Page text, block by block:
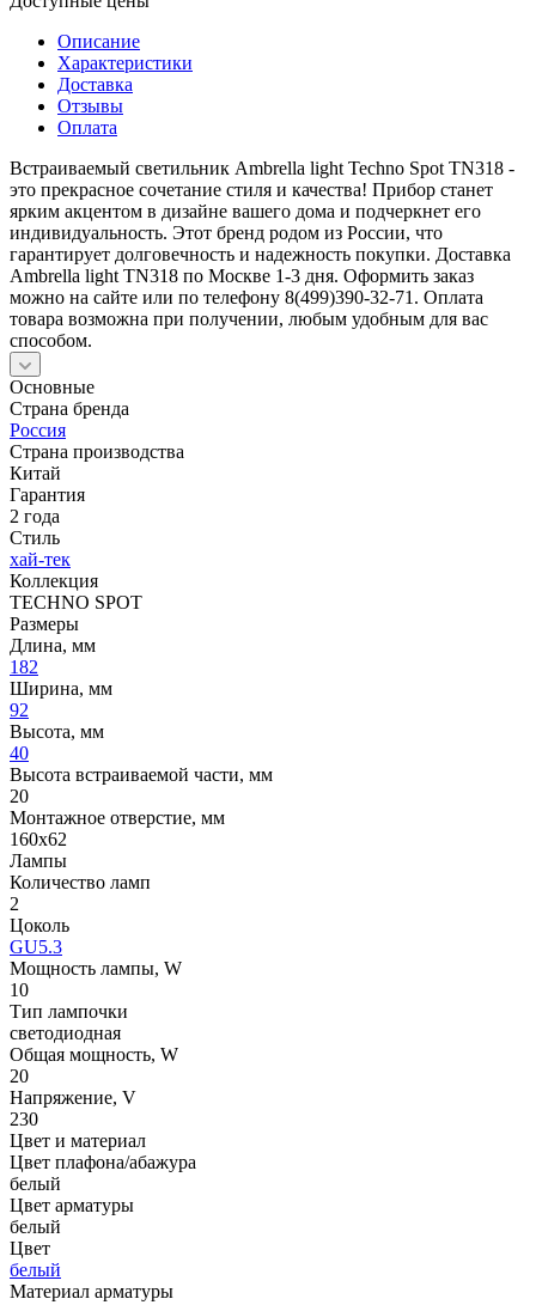
Описание
Характеристики
Доставка
Отзывы
Оплата
Встраиваемый светильник Ambrella light Techno Spot TN318 -
это прекрасное сочетание стиля и качества! Прибор станет
ярким акцентом в дизайне вашего дома и подчеркнет его
индивидуальность. Этот бренд родом из России, что
гарантирует долговечность и надежность покупки. Доставка
Ambrella light TN318 по Москве 1-3 дня. Оформить заказ
можно на сайте или по телефону 8(499)390-32-71. Оплата
товара возможна при получении, любым удобным для вас
способом.
Основные
Страна бренда
Россия
Страна производства
Китай
Гарантия
2 года
Стиль
хай-тек
Коллекция
TECHNO SPOT
Размеры
Длина, мм
182
Ширина, мм
92
Высота, мм
40
Высота встраиваемой части, мм
20
Монтажное отверстие, мм
160х62
Лампы
Количество ламп
2
Цоколь
GU5.3
Мощность лампы, W
10
Тип лампочки
светодиодная
Общая мощность, W
20
Напряжение, V
230
Цвет и материал
Цвет плафона/абажура
белый
Цвет арматуры
белый
Цвет
белый
Материал арматуры